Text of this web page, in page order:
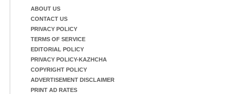
ABOUT US
CONTACT US
PRIVACY POLICY
TERMS OF SERVICE
EDITORIAL POLICY
PRIVACY POLICY-KAZHCHA
COPYRIGHT POLICY
ADVERTISEMENT DISCLAIMER
PRINT AD RATES